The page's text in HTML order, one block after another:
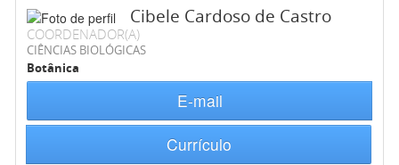
Cibele Cardoso de Castro
COORDENADOR(A)
CIÊNCIAS BIOLÓGICAS
Botânica
E-mail
Currículo